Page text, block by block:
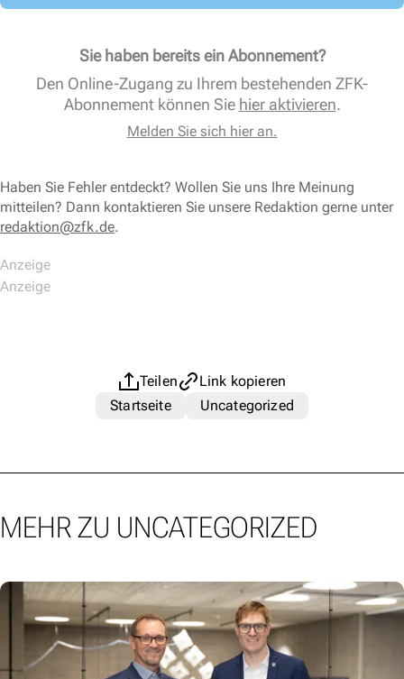
Sie haben bereits ein Abonnement?
Den Online-Zugang zu Ihrem bestehenden ZFK-
Abonnement können Sie hier aktivieren.
Melden Sie sich hier an.
Haben Sie Fehler entdeckt? Wollen Sie uns Ihre Meinung
mitteilen? Dann kontaktieren Sie unsere Redaktion gerne unter
redaktion@zfk.de.
Teilen
Link kopieren
Startseite
Uncategorized
MEHR ZU UNCATEGORIZED